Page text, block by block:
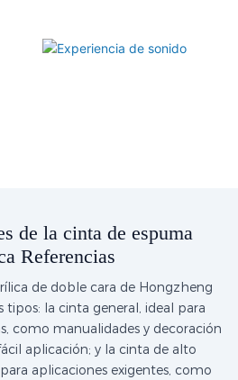
de la cinta de espuma
Referencias
de doble cara de Hongzheng
tipos: la cinta general, ideal para
como manualidades y decoración
aplicación; y la cinta de alto
aplicaciones exigentes, como